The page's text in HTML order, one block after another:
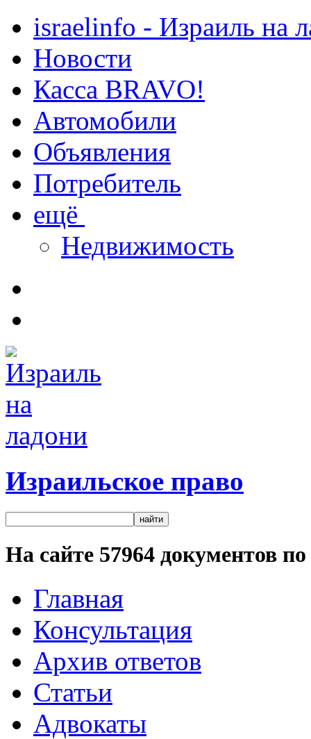
israelinfo - Израиль на
Новости
Касса BRAVO!
Автомобили
Объявления
Потребитель
ещё
Недвижимость
Израильское право
На сайте 57964 документов
Главная
Консультация
Архив ответов
Статьи
Адвокаты